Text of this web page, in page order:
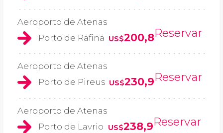
Aeroporto de Atenas
Porto de Rafina
US$200,8Reservar
Aeroporto de Atenas
Porto de Pireus US$230,9Reservar
Aeroporto de Atenas
Porto de Lavrio
US$238,9Reservar